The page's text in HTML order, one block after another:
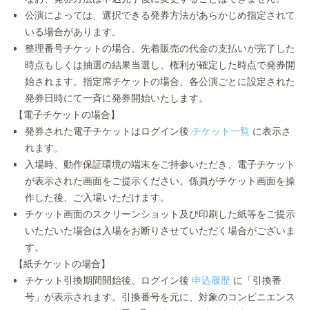
公演によっては、選択できる発券方法があらかじめ指定されて
いる場合があります。
整理番号チケットの場合、先着販売の代金の支払いが完了した
時点もしくは抽選の結果当選し、権利が確定した時点で発券開
始されます。指定席チケットの場合、各公演ごとに設定された
発券日時にて一斉に発券開始いたします。
【電子チケットの場合】
発券された電子チケットはログイン後 チケット一覧 に表示さ
れます。
入場時、動作保証環境の端末をご持参いただき、電子チケット
が表示された画面をご提示ください。係員がチケット画面を操
作した後、ご入場いただけます。
チケット画面のスクリーンショット及び印刷した紙等をご提示
いただいた場合は入場をお断りさせていただく場合がございま
す。
【紙チケットの場合】
チケット引換期間開始後、ログイン後 申込履歴 に「引換番
号」が表示されます。引換番号を元に、対象のコンビニエンス